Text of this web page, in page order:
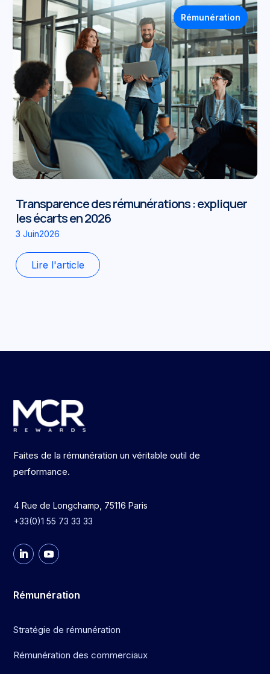
Transparence des rémunérations : expliquer
les écarts en 2026
3 Juin2026
Rémunération
Lire l'article
Faites de la rémunération un véritable outil de
performance.
4 Rue de Longchamp, 75116 Paris
+33(0)1 55 73 33 33
Rémunération
Stratégie de rémunération
Rémunération des commerciaux